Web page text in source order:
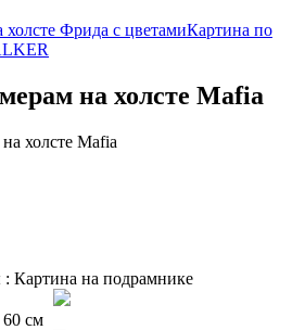
Фрида с цветамиКартина по
на холсте Mafia
: Картина на подрамнике
60 см